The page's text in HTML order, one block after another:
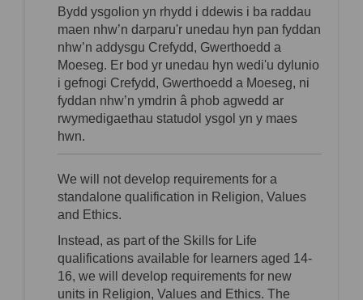
Bydd ysgolion yn rhydd i ddewis i ba raddau
maen nhw’n darparu'r unedau hyn pan fyddan
nhw’n addysgu Crefydd, Gwerthoedd a
Moeseg. Er bod yr unedau hyn wedi'u dy lunio
i gefnogi Crefydd, Gwerthoedd a Moeseg, ni
fyddan nhw’n ymdrin â phob agwedd ar
rwymedigaethau statudol ysgol yn y maes
hwn.
We will not develop requirements for a
standalone qualification in Religion, Values
and Ethics.
Instead, as part of the Skills for Life
qualifications available for learners aged 14-
16, we will develop requirements for new
units in Religion, Values and Ethics. The